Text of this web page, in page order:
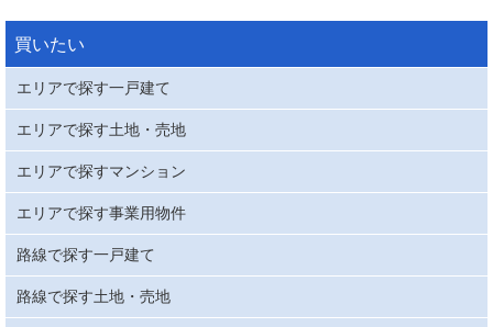
買いたい
エリアで探す一戸建て
エリアで探す土地・売地
エリアで探すマンション
エリアで探す事業用物件
路線で探す一戸建て
路線で探す土地・売地